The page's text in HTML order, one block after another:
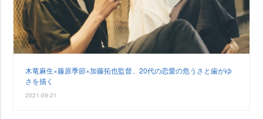
木竜麻生×藤原季節×加藤拓也監督、20代の恋愛の危うさと歯がゆ
さを描く
2021-09-21